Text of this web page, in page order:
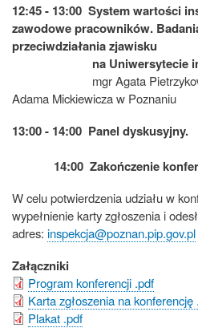
12:45 - 13:00 System wartości
zawodowe pracowników.
przeciwdziałania zjawisku
na Uniwersytecie im.
mgr Agata
Adama Mickiewicza w Poznaniu
13:00 - 14:00 Panel dyskusyjny.
14:00 Zakończenie
W celu potwierdzenia udziału w
wypełnienie karty zgłoszenia i
adres: inspekcja@poznan.pip.gov.pl
Załączniki
Program konferencji .pdf
Karta zgłoszenia na konferencję
Plakat .pdf